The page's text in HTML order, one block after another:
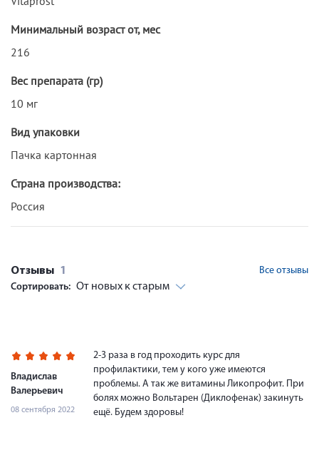
Минимальный возраст от, мес
216
Вес препарата (гр)
10 мг
Вид упаковки
Пачка картонная
Страна производства:
Россия
Отзывы 1
Все отзывы
Сортировать: От новых к старым
Владислав
Валерьевич
08 сентября 2022
2-3 раза в год проходить курс для
профилактики, тем у кого уже имеются
проблемы. А так же витамины Ликопрофит. При
болях можно Вольтарен (Диклофенак) закинуть
ещё. Будем здоровы!